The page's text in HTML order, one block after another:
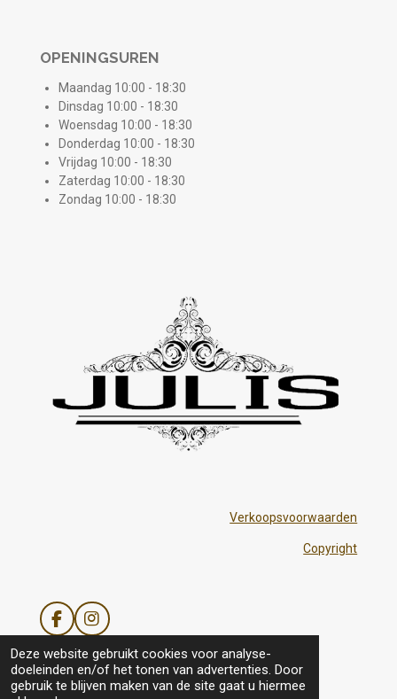
Deze website gebruikt cookies voor analyse-
doeleinden en/of het tonen van advertenties. Door
gebruik te blijven maken van de site gaat u hiermee
OPENINGSUREN
Maandag 10:00 - 18:30
Dinsdag 10:00 - 18:30
Woensdag 10:00 - 18:30
Donderdag 10:00 - 18:30
Vrijdag 10:00 - 18:30
Zaterdag 10:00 - 18:30
Zondag 10:00 - 18:30
Verkoopsvoorwaarden
Copyright
F
c
e
b
I
s
t
a
© 2021 - 2026 Julis